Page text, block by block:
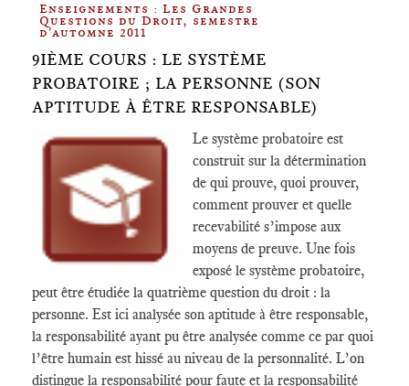
Enseignements : Les Grandes
Questions du Droit, semestre
d'automne 2011
9IÈME COURS : LE SYSTÈME
PROBATOIRE ; LA PERSONNE (SON
APTITUDE À ÊTRE RESPONSABLE)
Le système probatoire est
construit sur la détermination
de qui prouve, quoi prouver,
comment prouver et quelle
recevabilité s’impose aux
moyens de preuve. Une fois
exposé le système probatoire,
peut être étudiée la quatrième question du droit : la
personne. Est ici analysée son aptitude à être responsable,
la responsabilité ayant pu être analysée comme ce par quoi
l’être humain est hissé au niveau de la personnalité. L’on
distingue la responsabilité pour faute et la responsabilité